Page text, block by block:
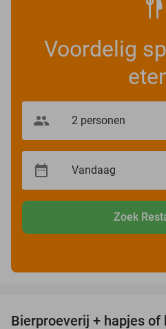
Voordelig
Zoek
Bierproeverij + hapjes